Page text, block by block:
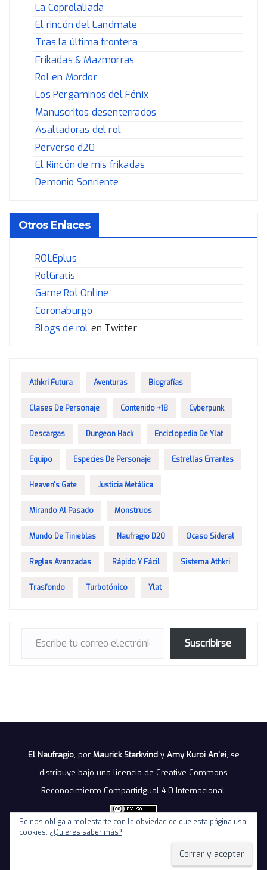
La Coprolaliada
El rincón del Landmate
Tras la última frontera
Frikadas & Mazmorras
Rol en Mordor
Los Pergaminos del Fénix
Manuscritos desenterrados
Asaltadoras del rol
Perverso d20
El Rincón de mis frikadas
Demonio Sonriente
Otros Enlaces
ROLEplus
RolGratis
Game Rol Online
Coronaburgo
Blogs de rol en Twitter
Athkri Futura Aventuras Biografías
Clases De Personaje Contenido +18 Cyberpunk
Descargas Dungeon Hack Enciclopedia De Ylat
Equipo Especies De Personaje Estrellas Errantes
Heaven's Gate Justicia Metálica
Mirando Al Pasado Monstruos
Mundo De Tinieblas Naufragio D20 Ocaso Sideral
Reglas Avanzadas Rápido Y Fácil Sistema Athkri
Trasfondo Turbotónico Ylat
Suscribirse
El Naufragio, por Maurick Starkvindy Amy Kuroi An'ei, se
distribuye bajo una licencia de Creative Commons
Reconocimiento-CompartirIgual 4.0 Internacional.
Política de privacidad
Se nos obliga a molestarte con la obviedad de que esta página usa
cookies. ¿Quieres saber más?